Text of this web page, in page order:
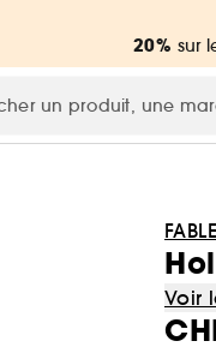
20% sur
Voir